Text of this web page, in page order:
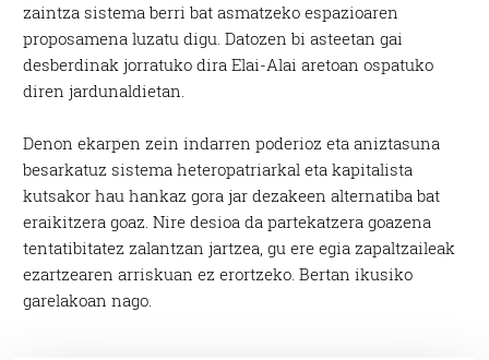
zaintza sistema berri bat asmatzeko espazioaren
proposamena luzatu digu. Datozen bi asteetan gai
desberdinak jorratuko dira Elai-Alai aretoan ospatuko
diren jardunaldietan.
Denon ekarpen zein indarren poderioz eta aniztasuna
besarkatuz sistema heteropatriarkal eta kapitalista
kutsakor hau hankaz gora jar dezakeen alternatiba bat
eraikitzera goaz. Nire desioa da partekatzera goazena
tentatibitatez zalantzan jartzea, gu ere egia zapaltzaileak
ezartzearen arriskuan ez erortzeko. Bertan ikusiko
garelakoan nago.